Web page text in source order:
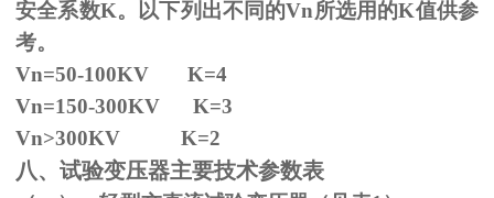
安全系数K。以下列出不同的Vn所选用的K值供参
考。
Vn=50-100KV K=4
Vn=150-300KV K=3
Vn>300KV K=2
八、试验变压器主要技术参数表